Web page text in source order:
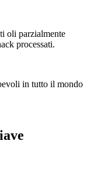
oli parzialmente
processati.
in tutto il mondo